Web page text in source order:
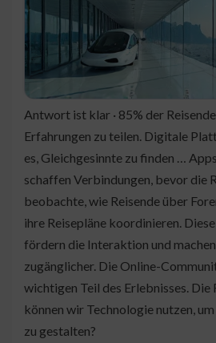
Antwort ist klar · 85% der
Erfahrungen zu teilen. Digitale
es, Gleichgesinnte zu finden …
schaffen Verbindungen, bevor die
beobachte, wie Reisende über
ihre Reisepläne koordinieren.
fördern die Interaktion und machen
zugänglicher. Die Online-
wichtigen Teil des Erlebnisses.
können wir Technologie nutzen,
zu gestalten?